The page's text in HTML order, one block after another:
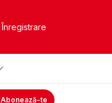
Înregistrare
Abonează-te